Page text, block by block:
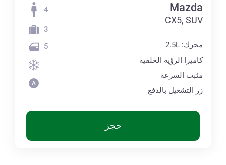
Mazda
CX5, SUV
محرك: 2.5L
كاميرا الرؤية الخلفية
مثبت السرعة
زر التشغيل بالدفع
4
3
5
حجز